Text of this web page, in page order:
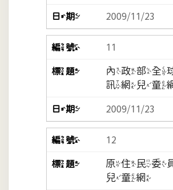
2009/11/23
11
內政部全
訊網兒童
2009/11/23
12
原住民委
兒童網